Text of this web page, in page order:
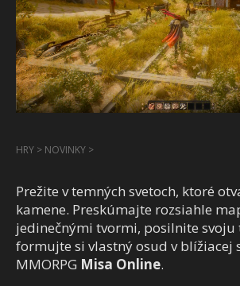
HRY > NOVINKY >
Prežite v temných svetoch, ktoré
kamene. Preskúmajte rozsiahle
jedinečnými tvormi, posilnite svoju
formujte si vlastný osud v blížiacej
MMORPG Misa Online.